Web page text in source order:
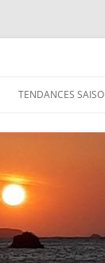
TENDANCES